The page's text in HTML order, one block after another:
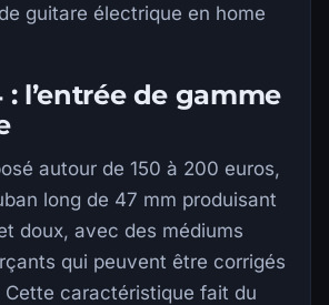
guitare électrique en home
: l’entrée de gamme
autour de 150 à 200 euros,
long de 47 mm produisant
doux, avec des médiums
qui peuvent être corrigés
Cette caractéristique fait du